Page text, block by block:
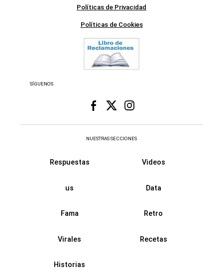
Políticas de Privacidad
Políticas de Cookies
SÍGUENOS
NUESTRAS SECCIONES
Respuestas Videos
us Data
Fama Retro
Virales Recetas
Historias